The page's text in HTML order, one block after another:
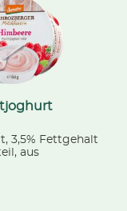
3,5% Fettgehalt
aus